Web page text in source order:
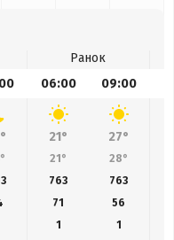
Ранок
06:00 09:00
21° 27°
21° 28°
763 763
71 56
1
1